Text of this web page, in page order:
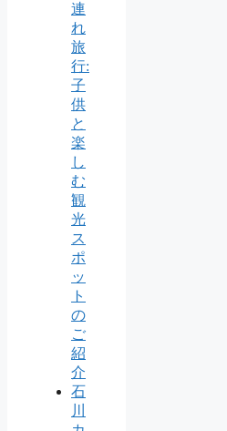
連
れ
旅
行:
子
供
と
楽
し
む
観
光
ス
ポ
ッ
ト
の
ご
紹
介
石
川